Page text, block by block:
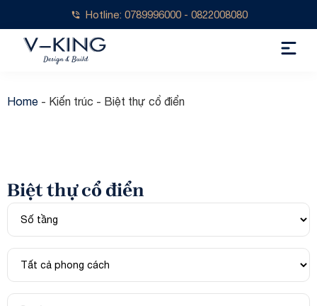
Hotline: 0789996000 - 0822008080
Home - Kiến trúc - Biệt thự cổ điển
Biệt thự cổ điển